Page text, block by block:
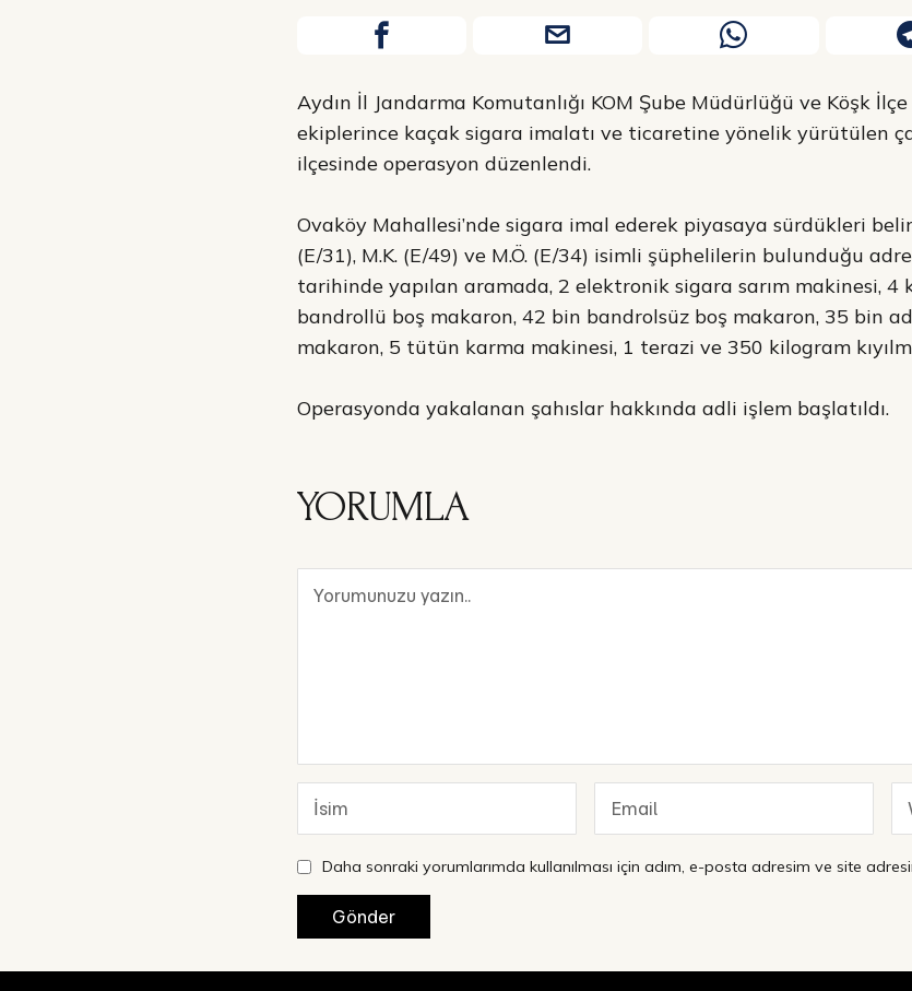
Aydın İl Jandarma Komutanlığı KOM Şube Müdürlüğü ve Köşk
ekiplerince kaçak sigara imalatı ve ticaretine yönelik yürütülen
ilçesinde operasyon düzenlendi.
Ovaköy Mahallesi’nde sigara imal ederek piyasaya sürdükleri
(E/31), M.K. (E/49) ve M.Ö. (E/34) isimli şüphelilerin bulunduğu
tarihinde yapılan aramada, 2 elektronik sigara sarım makinesi, 4
bandrollü boş makaron, 42 bin bandrolsüz boş makaron, 35 bin
makaron, 5 tütün karma makinesi, 1 terazi ve 350 kilogram
Operasyonda yakalanan şahıslar hakkında adli işlem başlatıldı.
YORUMLA
Daha sonraki yorumlarımda kullanılması için adım, e-posta adresim ve site